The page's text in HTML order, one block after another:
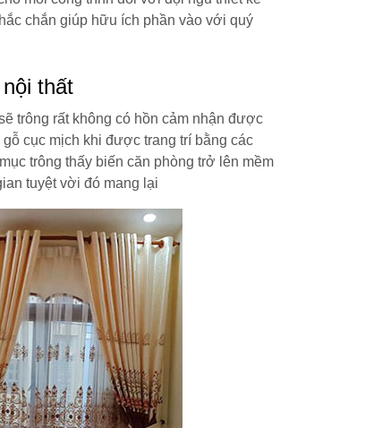
chắn giúp hữu ích phần vào với quý
thất
trông rất không có hồn cảm nhận được
cục mịch khi được trang trí bằng các
trông thấy biến căn phòng trở lên mềm
tuyệt vời đó mang lại